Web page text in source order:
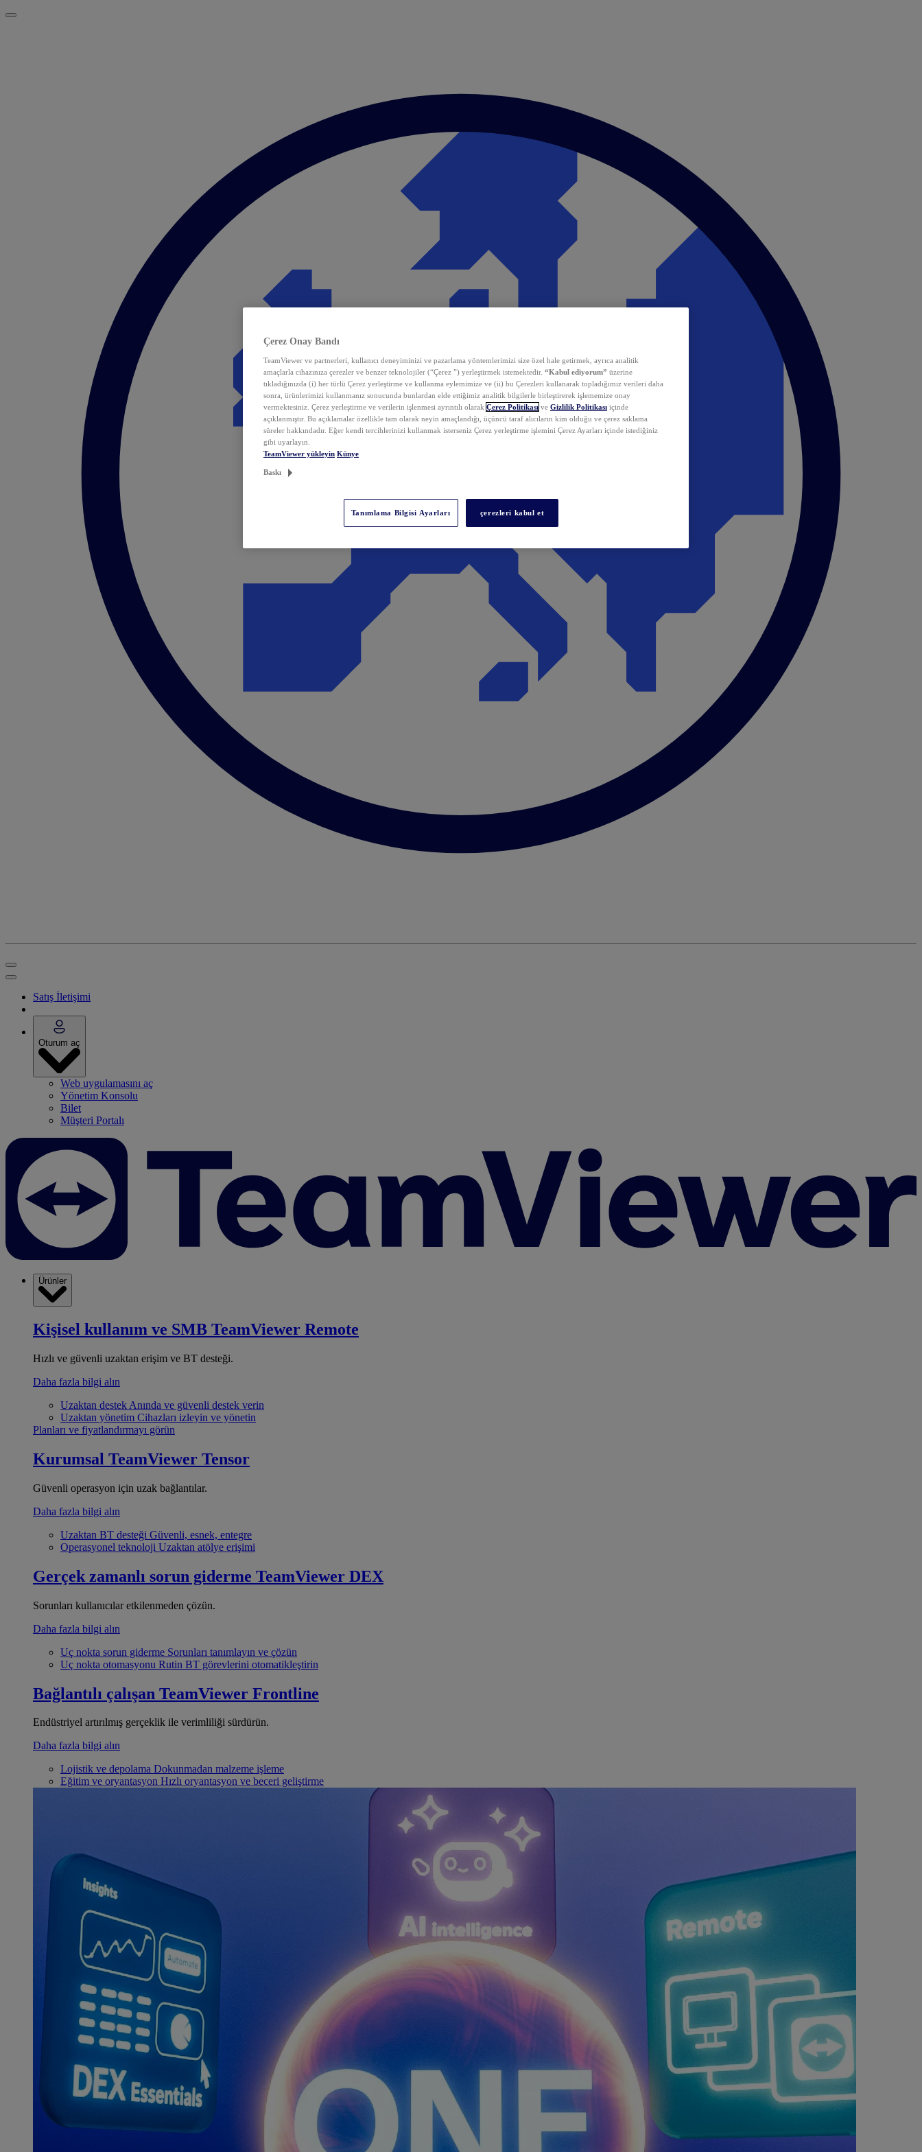
Satış İletişimi
Oturum aç
Web uygulamasını aç
Yönetim Konsolu
Bilet
Müşteri Portalı
Ürünler
Kişisel kullanım ve SMB TeamViewer Remote
Hızlı ve güvenli uzaktan erişim ve BT desteği.
Daha fazla bilgi alın
Uzaktan destek Anında ve güvenli destek verin
Uzaktan yönetim Cihazları izleyin ve yönetin
Planları ve fiyatlandırmayı görün
Kurumsal TeamViewer Tensor
Güvenli operasyon için uzak bağlantılar.
Daha fazla bilgi alın
Uzaktan BT desteği Güvenli, esnek, entegre
Operasyonel teknoloji Uzaktan atölye erişimi
Gerçek zamanlı sorun giderme TeamViewer DEX
Sorunları kullanıcılar etkilenmeden çözün.
Daha fazla bilgi alın
Uç nokta sorun giderme Sorunları tanımlayın ve çözün
Uç nokta otomasyonu Rutin BT görevlerini otomatikleştirin
Bağlantılı çalışan TeamViewer Frontline
Endüstriyel artırılmış gerçeklik ile verimliliği sürdürün.
Daha fazla bilgi alın
Lojistik ve depolama Dokunmadan malzeme işleme
Eğitim ve oryantasyon Hızlı oryantasyon ve beceri geliştirme
Çerez Onay Bandı
TeamViewer ve partnerleri, kullanıcı deneyiminizi ve pazarlama yöntemlerimizi size özel hale getirmek, ayrıca analitik
amaçlarla cihazınıza çerezler ve benzer teknolojiler (“Çerez ”) yerleştirmek istemektedir. “Kabul ediyorum” üzerine
tıkladığınızda (i) her türlü Çerez yerleştirme ve kullanma eylemimize ve (ii) bu Çerezleri kullanarak topladığımız verileri daha
sonra, ürünlerimizi kullanmanız sonucunda bunlardan elde ettiğimiz analitik bilgilerle birleştirerek işlememize onay
vermektesiniz. Çerez yerleştirme ve verilerin işlenmesi ayrıntılı olarak Çerez Politikası ve Gizlilik Politikası içinde
açıklanmıştır. Bu açıklamalar özellikle tam olarak neyin amaçlandığı, üçüncü taraf alıcıların kim olduğu ve çerez saklama
süreler hakkındadır. Eğer kendi tercihlerinizi kullanmak isterseniz Çerez yerleştirme işlemini Çerez Ayarları içinde istediğiniz
gibi uyarlayın.
TeamViewer yükleyin Künye
Baskı
Tanımlama Bilgisi Ayarları çerezleri kabul et